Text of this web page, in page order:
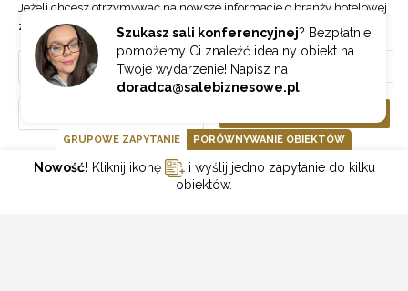
Szukasz sali konferencyjnej? Bezpłatnie
pomożemy Ci znaleźć idealny obiekt na
Twoje wydarzenie! Napisz na
doradca@salebiznesowe.pl
Jeżeli chcesz otrzymywać najnowsze informacje o branży hotelowej
zapisz się do naszego newslettera.
GOONLINE.PL SPÓŁKA Z OGRANICZONĄ ODPOWIEDZIALNOŚCIĄ SP.K.
GRUPOWE ZAPYTANIE PORÓWNYWANIE OBIEKTÓW
Nowość! Kliknij ikonę
i wyślij jedno zapytanie do kilku
obiektów.